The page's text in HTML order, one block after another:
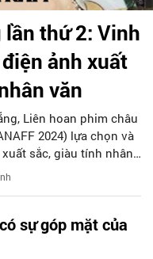
lần thứ 2: Vinh
ảnh xuất
văn
Liên hoan phim châu
2024) lựa chọn và
sắc, giàu tính nhân
thể hiện độc đáo.
sự góp mặt của